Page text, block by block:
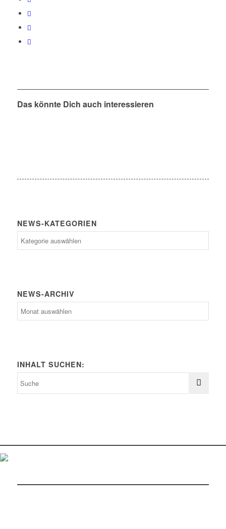
Das könnte Dich auch interessieren
NEWS-KATEGORIEN
Kategorien
NEWS-ARCHIV
INHALT SUCHEN: